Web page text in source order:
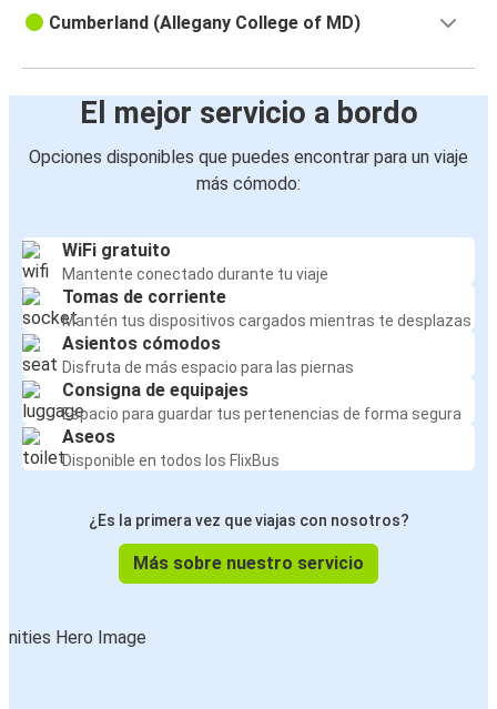
Cumberland (Allegany College of MD)
El mejor servicio a bordo
Opciones disponibles que puedes encontrar para un viaje
más cómodo:
WiFi gratuito
Mantente conectado durante tu viaje
Tomas de corriente
Mantén tus dispositivos cargados mientras te desplazas
Asientos cómodos
Disfruta de más espacio para las piernas
Consigna de equipajes
Espacio para guardar tus pertenencias de forma segura
Aseos
Disponible en todos los FlixBus
¿Es la primera vez que viajas con nosotros?
Más sobre nuestro servicio